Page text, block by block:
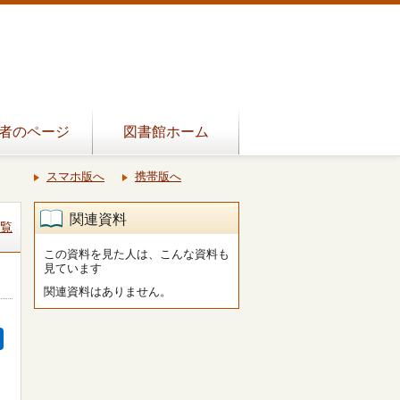
のページ 図書館ホーム
スマホ版へ 携帯版へ
関連資料
この資料を見た人は、こんな資料も
見ています
関連資料はありません。